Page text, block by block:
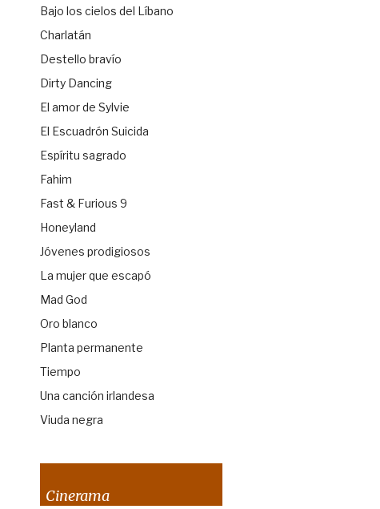
Bajo los cielos del Líbano
Charlatán
Destello bravío
Dirty Dancing
El amor de Sylvie
El Escuadrón Suicida
Espíritu sagrado
Fahim
Fast & Furious 9
Honeyland
Jóvenes prodigiosos
La mujer que escapó
Mad God
Oro blanco
Planta permanente
Tiempo
Una canción irlandesa
Viuda negra
Cinerama